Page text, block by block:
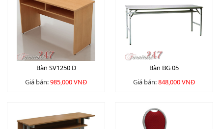
Bàn SV1250 D
Giá bán:985,000 VNĐ
Bàn BG 05
Giá bán:848,000 VNĐ